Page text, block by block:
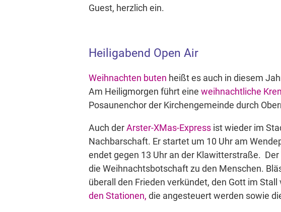
Guest, herzlich ein.
Heiligabend Open Air
Weihnachten buten heißt es auch in diesem
Am Heiligmorgen führt eine weihnachtliche
Posaunenchor der Kirchengemeinde durch
Auch derArster-XMas-Express ist wieder im
Nachbarschaft. Er startet um 10 Uhr am
endet gegen 13 Uhr an der Klawitterstraße.
die Weihnachtsbotschaft zu den Menschen.
überall den Frieden verkündet, den Gott im
den Stationen, die angesteuert werden sowie